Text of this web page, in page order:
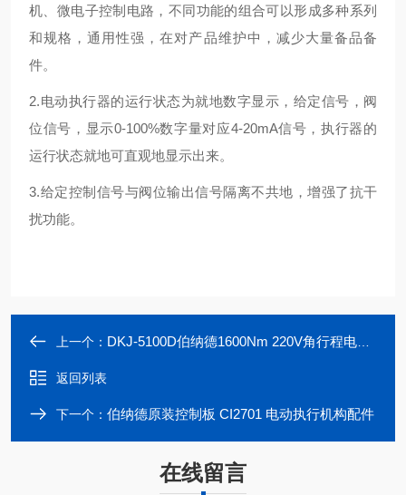
机、微电子控制电路，不同功能的组合可以形成多种系列
和规格，通用性强，在对产品维护中，减少大量备品备
件。
2.电动执行器的运行状态为就地数字显示，给定信号，阀
位信号，显示0-100%数字量对应4-20mA信号，执行器的
运行状态就地可直观地显示出来。
3.给定控制信号与阀位输出信号隔离不共地，增强了抗干
扰功能。
上一个： DKJ-5100D伯纳德1600Nm 220V角行程电动执行器
返回列表
下一个： 伯纳德原装控制板 CI2701 电动执行机构配件
在线留言